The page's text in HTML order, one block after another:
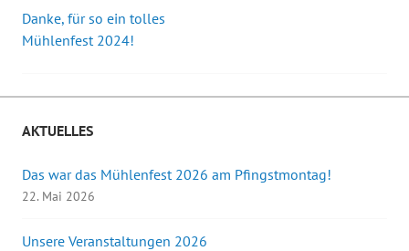
Beitrags-
Danke, für so ein tolles
Mühlenfest 2024!
AKTUELLES
Das war das Mühlenfest 2026 am Pfingstmontag!
22. Mai 2026
Unsere Veranstaltungen 2026